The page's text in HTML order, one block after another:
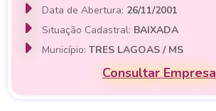
Data de Abertura: 26/11/2001
Situação Cadastral: BAIXADA
Município:TRES LAGOAS / MS
Consultar Empresa